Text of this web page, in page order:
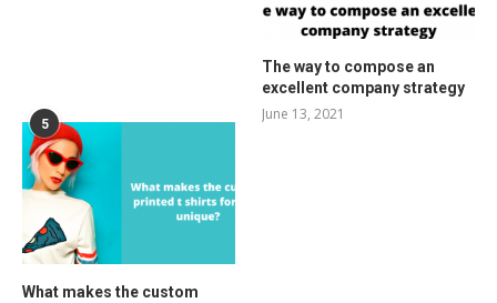
The way to compose an
excellent company strategy
June 13, 2021
5
What makes the custom